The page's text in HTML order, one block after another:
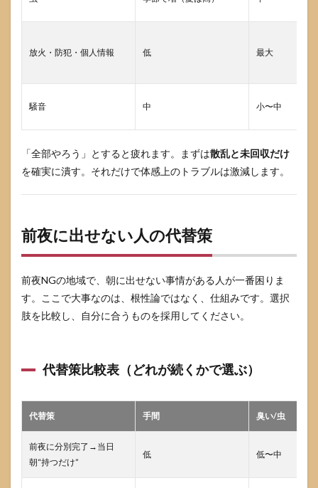
放火・防犯・個人情報 低 最大
騒音 中 小〜中
「全部やろう」とすると疲れます。まずは散乱と未回収だけ
を確実に潰す。それだけで体感上のトラブルは激減します。
前夜に出せない人の代替策
前夜NGの地域で、朝に出せない事情がある人が一番困りま
す。ここで大事なのは、根性論ではなく、仕組みです。選択
肢を比較し、自分に合うものを採用してください。
代替策比較表（どれが続くかで選ぶ）
代替策 手間 臭い/虫
前夜に分別完了→当日
朝“持つだけ”
低 低〜中